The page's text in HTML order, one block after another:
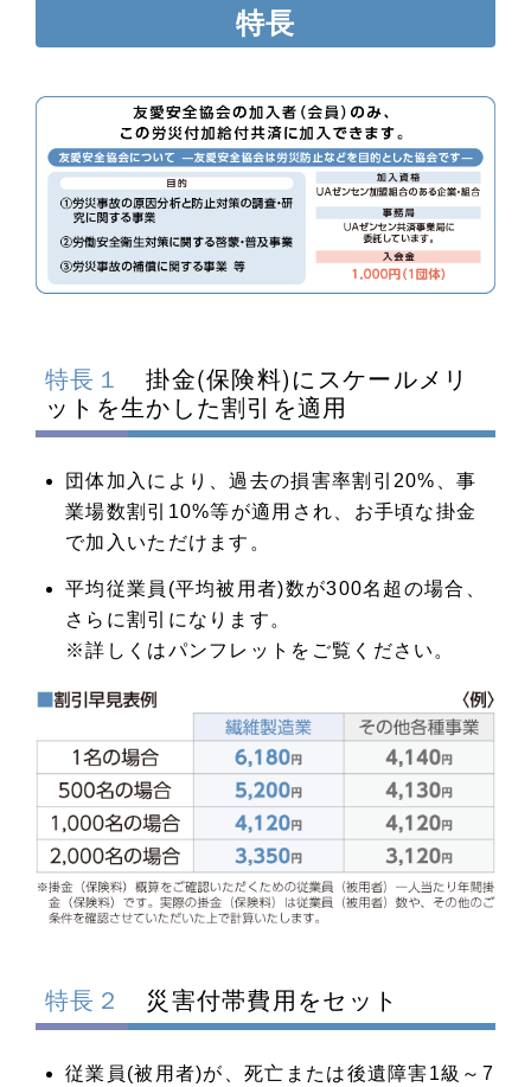
特長
特長１
掛金(保険料)にスケールメリ
ットを生かした割引を適用
団体加入により、過去の損害率割引20%、事
業場数割引10%等が適用され、お手頃な掛金
で加入いただけます。
平均従業員(平均被用者)数が300名超の場合、
さらに割引になります。
※詳しくはパンフレットをご覧ください。
特長２ 災害付帯費用をセット
従業員(被用者)が、死亡または後遺障害1級～7